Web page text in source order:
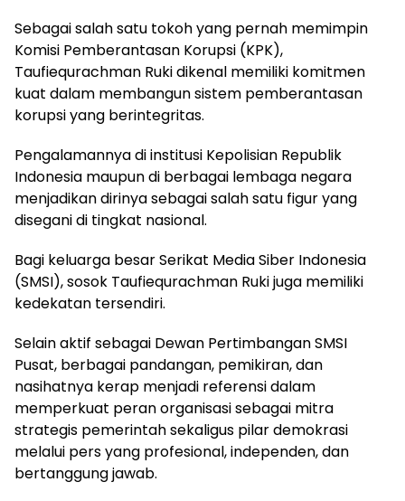
Sebagai salah satu tokoh yang pernah memimpin
Komisi Pemberantasan Korupsi (KPK),
Taufiequrachman Ruki dikenal memiliki komitmen
kuat dalam membangun sistem pemberantasan
korupsi yang berintegritas.
Pengalamannya di institusi Kepolisian Republik
Indonesia maupun di berbagai lembaga negara
menjadikan dirinya sebagai salah satu figur yang
disegani di tingkat nasional.
Bagi keluarga besar Serikat Media Siber Indonesia
(SMSI), sosok Taufiequrachman Ruki juga memiliki
kedekatan tersendiri.
Selain aktif sebagai Dewan Pertimbangan SMSI
Pusat, berbagai pandangan, pemikiran, dan
nasihatnya kerap menjadi referensi dalam
memperkuat peran organisasi sebagai mitra
strategis pemerintah sekaligus pilar demokrasi
melalui pers yang profesional, independen, dan
bertanggung jawab.